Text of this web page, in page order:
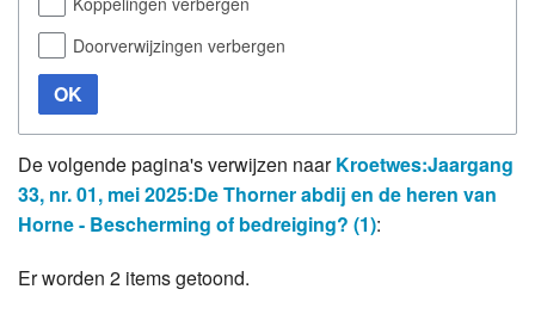
Doorverwijzingen verbergen
OK
De volgende pagina's verwijzen naarKroetwes:Jaargang
33, nr. 01, mei 2025:De Thorner abdij en de heren van
Horne - Bescherming of bedreiging? (1):
Er worden 2 items getoond.